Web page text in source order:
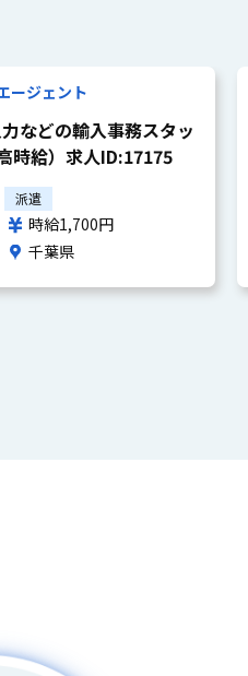
ージェント
などの輸入事務スタッ
時給）求人ID:17175
派遣
時給1,700円
千葉県